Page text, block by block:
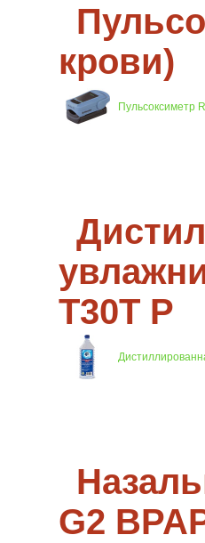
крови)
Пульсоксиметр
T30T P
G2